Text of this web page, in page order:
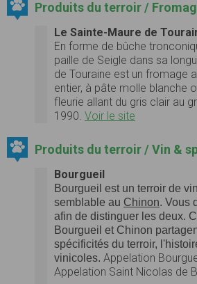
Produits du terroir /
Le Sainte-Maure de
En forme de bûche
paille de Seigle dans sa
de Touraine est un fromage
entier, à pâte molle blanche
fleurie allant du gris clair au
1990. Voir le site
Produits du terroir / Vin &
Bourgueil
Bourgueil est un terroir de
semblable au Chinon. Vous
afin de distinguer les deux.
Bourgueil et Chinon
spécificités du terroir,
vinicoles. Appelation
Appelation Saint Nicolas de